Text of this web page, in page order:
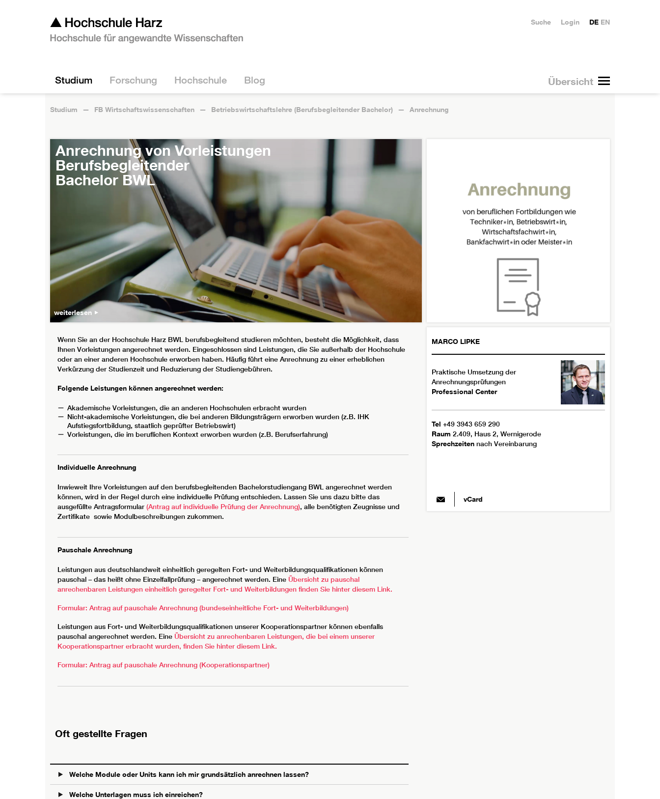
Übersicht
Studium Forschung Hochschule Blog
DE EN
Login
Suche
Studium FB Wirtschaftswissenschaften Betriebswirtschaftslehre (Berufsbegleitender Bachelor) Anrechnung
Anrechnung von Vorleistungen
Berufsbegleitender
Bachelor BWL
weiterlesen
Wenn Sie an der Hochschule Harz BWL berufsbegleitend studieren möchten, besteht die Möglichkeit, dass
Ihnen Vorleistungen angerechnet werden. Eingeschlossen sind Leistungen, die Sie außerhalb der Hochschule
oder an einer anderen Hochschule erworben haben. Häufig führt eine Anrechnung zu einer erheblichen
Verkürzung der Studienzeit und Reduzierung der Studiengebühren.
Folgende Leistungen können angerechnet werden:
Akademische Vorleistungen, die an anderen Hochschulen erbracht wurden
Nicht-akademische Vorleistungen, die bei anderen Bildungsträgern erworben wurden (z.B. IHK
Aufstiegsfortbildung, staatlich geprüfter Betriebswirt)
Vorleistungen, die im beruflichen Kontext erworben wurden (z.B. Berufserfahrung)
Individuelle Anrechnung
Inwieweit Ihre Vorleistungen auf den berufsbegleitenden Bachelorstudiengang BWL angerechnet werden
können, wird in der Regel durch eine individuelle Prüfung entschieden. Lassen Sie uns dazu bitte das
ausgefüllte Antragsformular (Antrag auf individuelle Prüfung der Anrechnung), alle benötigten Zeugnisse und
Zertifikate sowie Modulbeschreibungen zukommen.
Pauschale Anrechnung
Leistungen aus deutschlandweit einheitlich geregelten Fort- und Weiterbildungsqualifikationen können
pauschal – das heißt ohne Einzelfallprüfung – angerechnet werden. Eine Übersicht zu pauschal
anrechenbaren Leistungen einheitlich geregelter Fort- und Weiterbildungen finden Sie hinter diesem Link.
Formular: Antrag auf pauschale Anrechnung (bundeseinheitliche Fort- und Weiterbildungen)
Leistungen aus Fort- und Weiterbildungsqualifikationen unserer Kooperationspartner können ebenfalls
pauschal angerechnet werden. Eine Übersicht zu anrechenbaren Leistungen, die bei einem unserer
Kooperationspartner erbracht wurden, finden Sie hinter diesem Link.
Formular: Antrag auf pauschale Anrechnung (Kooperationspartner)
Oft gestellte Fragen
Welche Module oder Units kann ich mir grundsätzlich anrechnen lassen?
Welche Unterlagen muss ich einreichen?
MARCO LIPKE
Praktische Umsetzung der
Anrechnungsprüfungen
Professional Center
Tel +49 3943 659 290
Raum 2.409, Haus 2, Wernigerode
Sprechzeiten nach Vereinbarung
vCard